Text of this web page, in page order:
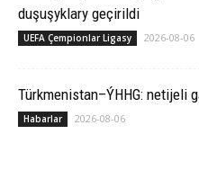
duşuşyklary geçirildi
UEFA Çempionlar Ligasy 2026-08-06
Türkmenistan–ÝHHG: netijeli
Habarlar 2026-08-06